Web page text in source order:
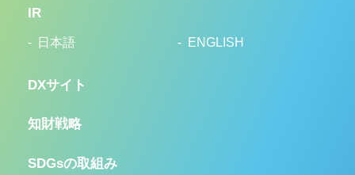
IR
日本語 ENGLISH
DXサイト
知財戦略
SDGsの取組み